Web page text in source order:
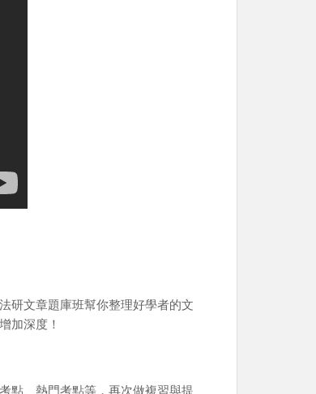
研文章題庫班幫你整理好學者的文
加深度！
點、熱門考點等，再次做複習與提